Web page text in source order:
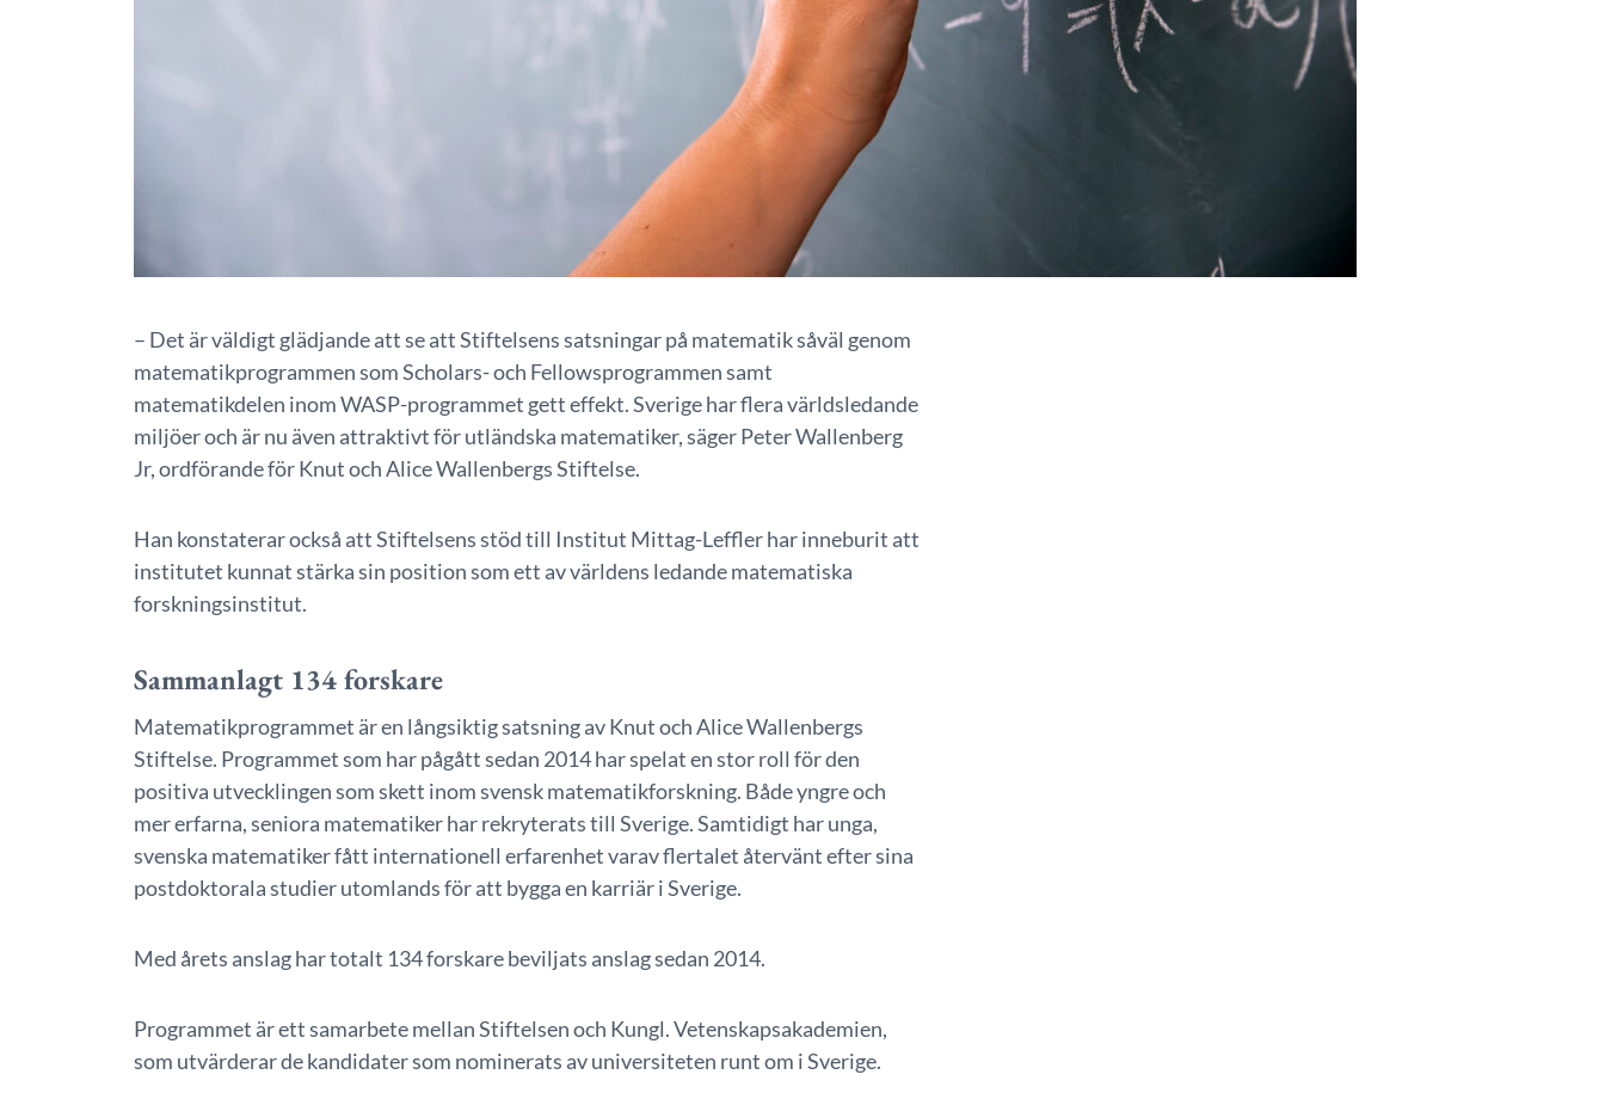
– Det är väldigt glädjande att se att Stiftelsens satsningar på matematik såväl genom
matematikprogrammen som Scholars- och Fellowsprogrammen samt
matematikdelen inom WASP-programmet gett effekt. Sverige har flera världsledande
miljöer och är nu även attraktivt för utländska matematiker, säger Peter Wallenberg
Jr, ordförande för Knut och Alice Wallenbergs Stiftelse.
Han konstaterar också att Stiftelsens stöd till Institut Mittag-Leffler har inneburit att
institutet kunnat stärka sin position som ett av världens ledande matematiska
forskningsinstitut.
Sammanlagt 134 forskare
Matematikprogrammet är en långsiktig satsning av Knut och Alice Wallenbergs
Stiftelse. Programmet som har pågått sedan 2014 har spelat en stor roll för den
positiva utvecklingen som skett inom svensk matematikforskning. Både yngre och
mer erfarna, seniora matematiker har rekryterats till Sverige. Samtidigt har unga,
svenska matematiker fått internationell erfarenhet varav flertalet återvänt efter sina
postdoktorala studier utomlands för att bygga en karriär i Sverige.
Med årets anslag har totalt 134 forskare beviljats anslag sedan 2014.
Programmet är ett samarbete mellan Stiftelsen och Kungl. Vetenskapsakademien,
som utvärderar de kandidater som nominerats av universiteten runt om i Sverige.